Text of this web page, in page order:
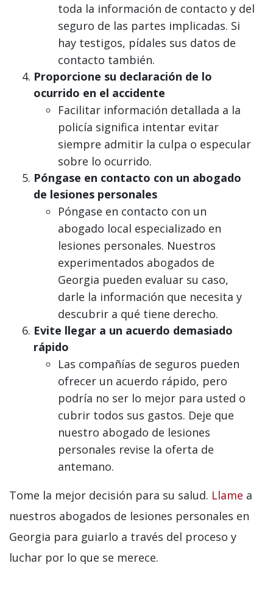
toda la información de contacto y del
seguro de las partes implicadas. Si
hay testigos, pídales sus datos de
contacto también.
Proporcione su declaración de lo
ocurrido en el accidente
Facilitar información detallada a la
policía significa intentar evitar
siempre admitir la culpa o especular
sobre lo ocurrido.
Póngase en contacto con un abogado
de lesiones personales
Póngase en contacto con un
abogado local especializado en
lesiones personales. Nuestros
experimentados abogados de
Georgia pueden evaluar su caso,
darle la información que necesita y
descubrir a qué tiene derecho.
Evite llegar a un acuerdo demasiado
rápido
Las compañías de seguros pueden
ofrecer un acuerdo rápido, pero
podría no ser lo mejor para usted o
cubrir todos sus gastos. Deje que
nuestro abogado de lesiones
personales revise la oferta de
antemano.
Tome la mejor decisión para su salud. Llame a
nuestros abogados de lesiones personales en
Georgia para guiarlo a través del proceso y
luchar por lo que se merece.